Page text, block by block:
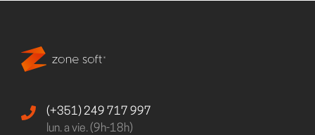
(+351) 249 717 997
lun. a vie. (9h-18h)